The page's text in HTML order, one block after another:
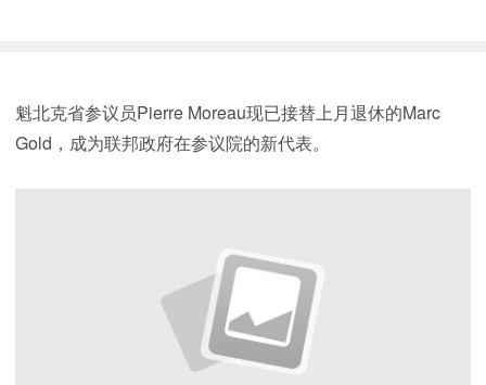
魁北克省参议员Pierre Moreau现已接替上月退休的Marc
Gold，成为联邦政府在参议院的新代表。